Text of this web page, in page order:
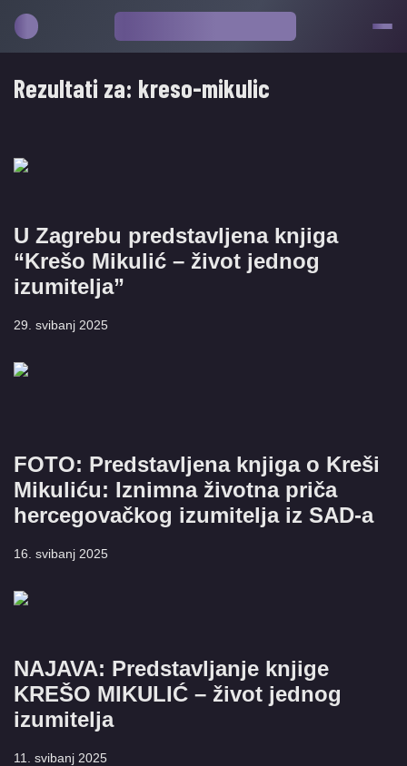
Rezultati za: kreso-mikulic
U Zagrebu predstavljena knjiga
“Krešo Mikulić – život jednog
izumitelja”
29. svibanj 2025
FOTO: Predstavljena knjiga o Kreši
Mikuliću: Iznimna životna priča
hercegovačkog izumitelja iz SAD-a
16. svibanj 2025
NAJAVA: Predstavljanje knjige
KREŠO MIKULIĆ – život jednog
izumitelja
11. svibanj 2025